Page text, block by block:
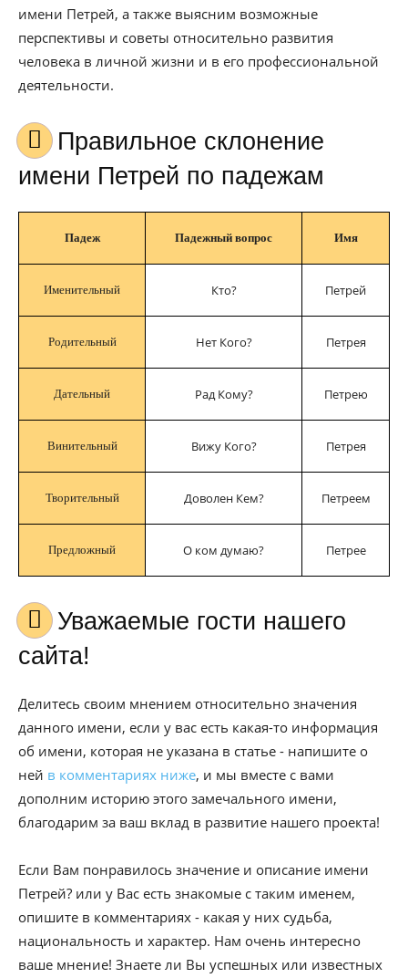
имени Петрей, а также выясним возможные
перспективы и советы относительно развития
человека в личной жизни и в его профессиональной
деятельности.
Правильное склонение
имени Петрей по падежам
Падеж Падежный вопрос Имя
Именительный Кто? Петрей
Родительный Нет Кого? Петрея
Дательный Рад Кому? Петрею
Винительный Вижу Кого? Петрея
Творительный Доволен Кем? Петреем
Предложный О ком думаю? Петрее
Уважаемые гости нашего
сайта!
Делитесь своим мнением относительно значения
данного имени, если у вас есть какая-то информация
об имени, которая не указана в статье - напишите о
ней в комментариях ниже, и мы вместе с вами
дополним историю этого замечального имени,
благодарим за ваш вклад в развитие нашего проекта!
Если Вам понравилось значение и описание имени
Петрей? или у Вас есть знакомые с таким именем,
опишите в комментариях - какая у них судьба,
национальность и характер. Нам очень интересно
ваше мнение! Знаете ли Вы успешных или известных